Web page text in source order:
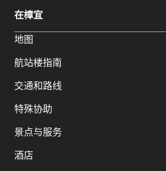
在樟宜
地图
航站楼指南
交通和路线
特殊协助
景点与服务
酒店